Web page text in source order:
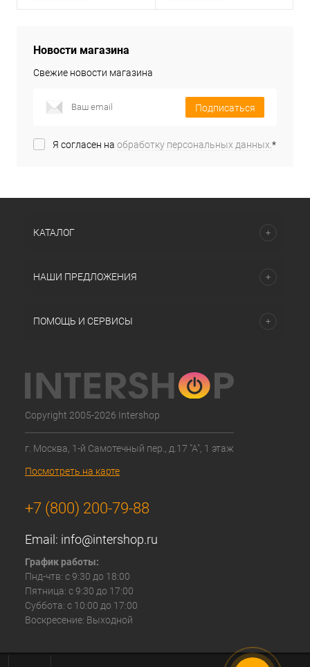
Новости магазина
Свежие новости магазина
Подписаться
Я согласен на обработку персональных данных.*
КАТАЛОГ
НАШИ ПРЕДЛОЖЕНИЯ
ПОМОЩЬ И СЕРВИСЫ
Copyright 2005-2026 Intershop
г. Москва, 1-й Самотечный пер., д.17 "А", 1 этаж
Посмотреть на карте
+7 (800) 200-79-88
Email: info@intershop.ru
График работы:
Пнд-чтв: с 9:30 до 18:00
Пятница: с 9:30 до 17:00
Суббота: с 10:00 до 17:00
Воскресение: Выходной